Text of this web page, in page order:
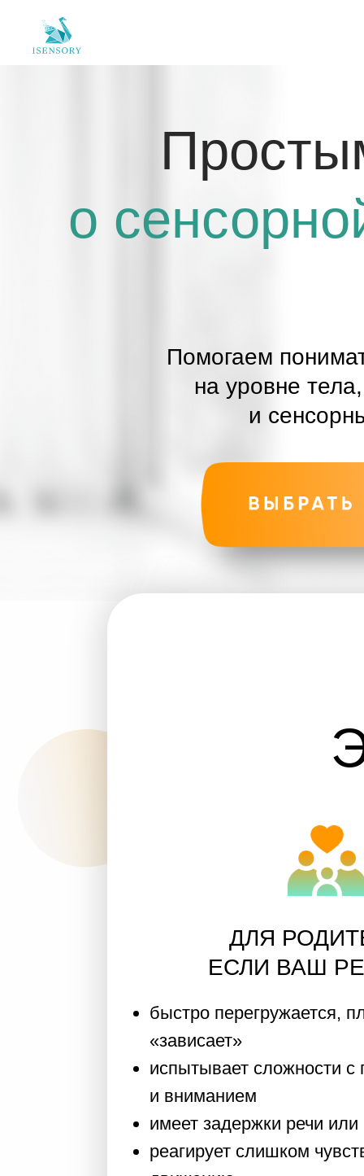
о сенсорной
на уровне тела,
и сенсорных
ДЛЯ
ЕСЛИ ВАШ
испытывает сложности с
и вниманием
имеет задержки речи или
реагирует слишком
движению
ведёт себя «не так, как
понимаете почему